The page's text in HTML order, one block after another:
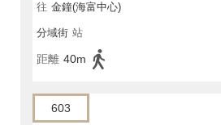
往 金鐘(海富中心)
分域街 站
距離 40m
603